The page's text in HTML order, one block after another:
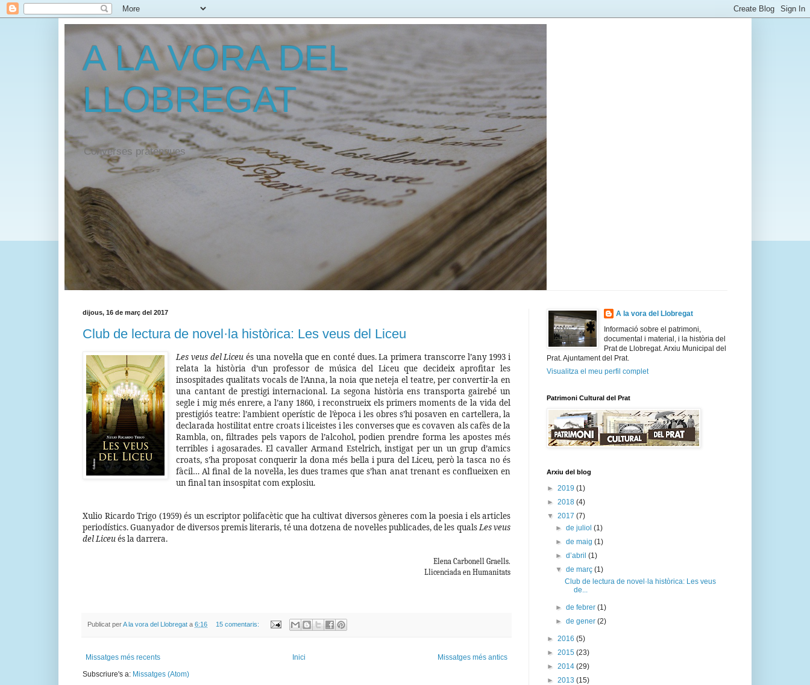
A LA VORA DEL
LLOBREGAT
Converses pratenques
dijous, 16 de març del 2017
Club de lectura de novel·la històrica: Les veus del Liceu
Les veus del Liceu és una novel·la que en conté dues. La primera transcorre l’any 1993 i
relata la història d’un professor de música del Liceu que decideix aprofitar les
insospitades qualitats vocals de l’Anna, la noia que neteja el teatre, per convertir-la en
una cantant de prestigi internacional. La segona història ens transporta gairebé un
segle i mig més enrere, a l’any 1860, i reconstrueix els primers moments de la vida del
prestigiós teatre: l’ambient operístic de l’època i les obres s’hi posaven en cartellera, la
declarada hostilitat entre croats i liceistes i les converses que es covaven als cafès de la
Rambla, on, filtrades pels vapors de l’alcohol, podien prendre forma les apostes més
terribles i agosarades. El cavaller Armand Estelrich, instigat per un un grup d’amics
croats, s’ha proposat conquerir la dona més bella i pura del Liceu, però la tasca no és
fàcil… Al final de la novel·la, les dues trames que s’han anat trenant es conflueixen en
un final tan insospitat com explosiu.
Xulio Ricardo Trigo (1959) és un escriptor polifacètic que ha cultivat diversos gèneres com la poesia i els articles
periodístics. Guanyador de diversos premis literaris, té una dotzena de novel·les publicades, de les qualsLes veus
del Liceués la darrera.
Elena Carbonell Graells.
Llicenciada en Humanitats
Publicat perA la vora del Llobregat a 6:16 15 comentaris:
Missatges més recents Missatges més antics
Inici
Subscriure's a: Missatges (Atom)
A la vora del Llobregat
Informació sobre el patrimoni,
documental i material, i la història del
Prat de Llobregat. Arxiu Municipal del
Prat. Ajuntament del Prat.
Visualitza el meu perfil complet
Patrimoni Cultural del Prat
Arxiu del blog
► 2019 (1)
► 2018 (4)
▼ 2017 (7)
►de juliol(1)
►de maig(1)
►d’abril(1)
▼de març(1)
Club de lectura de novel·la històrica: Les veus
de...
►de febrer(1)
►de gener(2)
► 2016 (5)
► 2015 (23)
► 2014 (29)
► 2013 (15)